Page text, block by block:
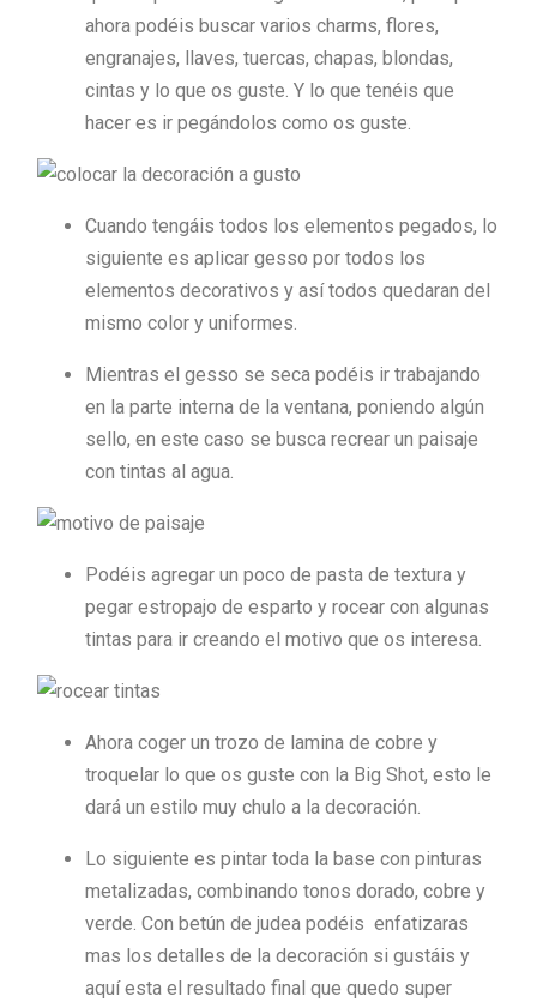
ahora podéis buscar varios charms, flores,
engranajes, llaves, tuercas, chapas, blondas,
cintas y lo que os guste. Y lo que tenéis que
hacer es ir pegándolos como os guste.
Cuando tengáis todos los elementos pegados, lo
siguiente es aplicar gesso por todos los
elementos decorativos y así todos quedaran del
mismo color y uniformes.
Mientras el gesso se seca podéis ir trabajando
en la parte interna de la ventana, poniendo algún
sello, en este caso se busca recrear un paisaje
con tintas al agua.
Podéis agregar un poco de pasta de textura y
pegar estropajo de esparto y rocear con algunas
tintas para ir creando el motivo que os interesa.
Ahora coger un trozo de lamina de cobre y
troquelar lo que os guste con la Big Shot, esto le
dará un estilo muy chulo a la decoración.
Lo siguiente es pintar toda la base con pinturas
metalizadas, combinando tonos dorado, cobre y
verde. Con betún de judea podéis enfatizaras
mas los detalles de la decoración si gustáis y
aquí esta el resultado final que quedo super